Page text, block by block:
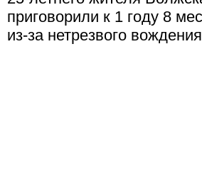
приговорили к 1 году 8
из-за нетрезвого вождения